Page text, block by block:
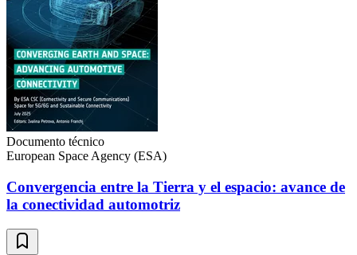
Documento técnico
European Space Agency (ESA)
Convergencia entre la Tierra y el espacio: avance de
la conectividad automotriz